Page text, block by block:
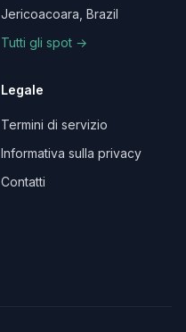
Jericoacoara, Brazil
Tutti gli spot →
Legale
Termini di servizio
Informativa sulla privacy
Contatti